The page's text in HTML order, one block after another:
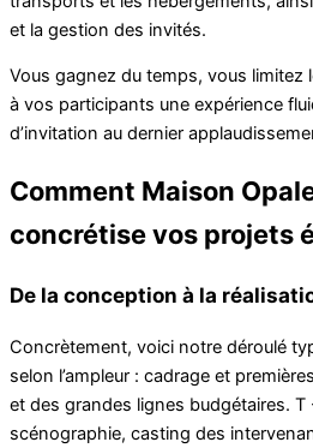
et la gestion des invités.
Vous gagnez du temps, vous limitez
à vos participants une expérience
d’invitation au dernier
Comment Maison
concrétise vos projets
De la conception à la
Concrètement, voici notre déroulé
selon l’ampleur : cadrage et
et des grandes lignes budgétaires. T
scénographie, casting des